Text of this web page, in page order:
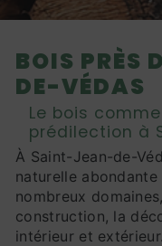
BOIS PRÈS
DE-VÉDAS
Le bois
prédilection à
À Saint-Jean-de-
naturelle
nombreux
construction, la
intérieur et